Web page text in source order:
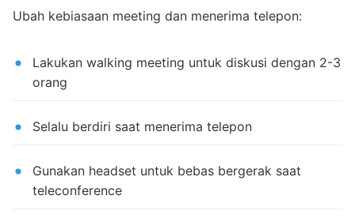
Ubah kebiasaan meeting dan menerima telepon:
Lakukan walking meeting untuk diskusi dengan 2-3
orang
Selalu berdiri saat menerima telepon
Gunakan headset untuk bebas bergerak saat
teleconference